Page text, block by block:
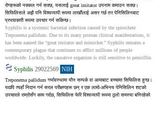
रोगहरूको नक्कल गर्न सक्छ, यसलाई great imitator उपनाम कमाउन सक्छ।
सिफिलिसले अझै पनि विश्वव्यापी रूपमा लाखौंलाई असर गर्छ तर पेनिसिलिनबाट
प्रभावकारी रूपमा उपचार गर्न सकिन्छ।
Syphilis is a systemic bacterial infection caused by the spirochete
Treponema pallidum. Due to its many protean clinical manifestations, it
has been named the “great imitator and mimicker.” Syphilis remains a
contemporary plague that continues to afflict millions of people
worldwide. Luckily, the causative organism is still sensitive to penicillin.
Syphilis 29022569 NIH
Treponema pallidum गर्भावस्थामा यौन सम्पर्क वा आमाबाट बच्चामा सिफिलिस हुन्छ।
यद्यपि त्यहाँ निदान गर्न सरल परीक्षणहरू छन् र एक लामो-अभिनय पेनिसिलिन शटको
उपचारले राम्रोसँग काम गर्दछ, सिफिलिस फेरि विश्वव्यापी रूपमा ठूलो समस्या बनिरहेको